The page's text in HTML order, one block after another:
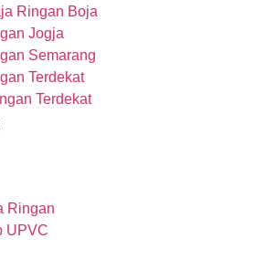
Ringan Boja
Jogja
Semarang
Terdekat
Terdekat
Ringan
UPVC